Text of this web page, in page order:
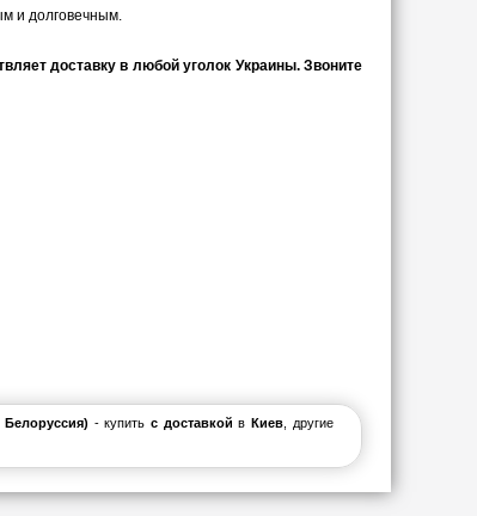
и долговечным.
доставку в любой уголок Украины. Звоните
- купить с доставкой вКиев , другие